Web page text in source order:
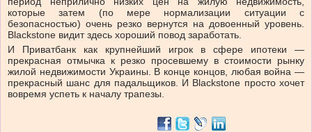
которые затем (по мере нормализации ситуации с
безопасностью) очень резко вернутся на довоенный уровень.
Blackstone видит здесь хороший повод заработать.
И Приватбанк как крупнейший игрок в сфере ипотеки —
прекрасная отмычка к резко просевшему в стоимости рынку
жилой недвижимости Украины. В конце концов, любая война —
прекрасный шанс для падальщиков. И Blackstone просто хочет
вовремя успеть к началу трапезы.